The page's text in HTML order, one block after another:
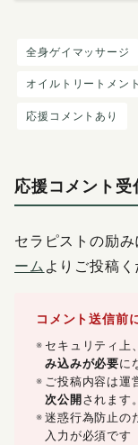
全身ゲイマッサージ
オイルトリートメント
応援コメントあり
応援コメント受
セラピストの励
ーム よりご投稿く
コメント送信前
セキュリティ上
み込みが必要に
ご投稿内容は運
次公開されます。
迷惑行為防止の
入力が必須です